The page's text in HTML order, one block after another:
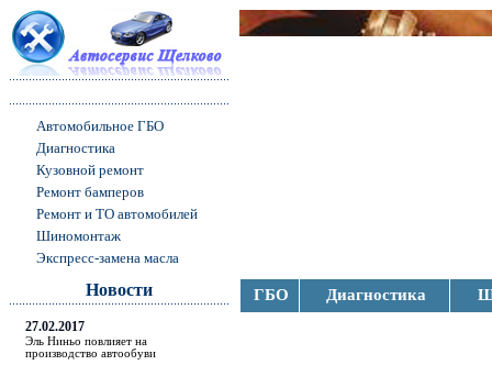
Автомобильное ГБО
Диагностика
Кузовной ремонт
Ремонт бамперов
Ремонт и ТО автомобилей
Шиномонтаж
Экспресс-замена масла
Новости
27.02.2017
Эль Ниньо повлияет на
производство автообуви
ГБО Диагностика